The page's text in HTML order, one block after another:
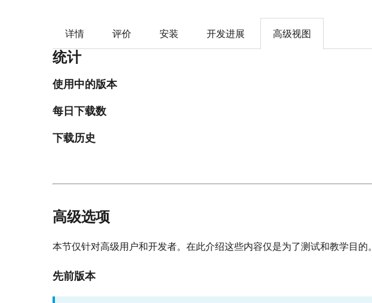
详情 评价 安装 开发进展 高级视图
统计
使用中的版本
每日下载数
下载历史
高级选项
本节仅针对高级用户和开发者。在此介绍这些内容仅是为了测试和教学目的。
先前版本